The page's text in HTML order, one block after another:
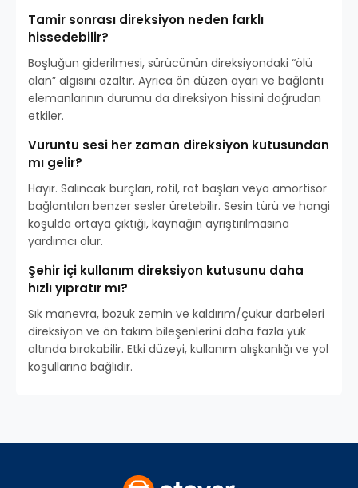
Tamir sonrası direksiyon neden farklı
hissedebilir?
Boşluğun giderilmesi, sürücünün direksiyondaki “ölü
alan” algısını azaltır. Ayrıca ön düzen ayarı ve bağlantı
elemanlarının durumu da direksiyon hissini doğrudan
etkiler.
Vuruntu sesi her zaman direksiyon kutusundan
mı gelir?
Hayır. Salıncak burçları, rotil, rot başları veya amortisör
bağlantıları benzer sesler üretebilir. Sesin türü ve hangi
koşulda ortaya çıktığı, kaynağın ayrıştırılmasına
yardımcı olur.
Şehir içi kullanım direksiyon kutusunu daha
hızlı yıpratır mı?
Sık manevra, bozuk zemin ve kaldırım/çukur darbeleri
direksiyon ve ön takım bileşenlerini daha fazla yük
altında bırakabilir. Etki düzeyi, kullanım alışkanlığı ve yol
koşullarına bağlıdır.